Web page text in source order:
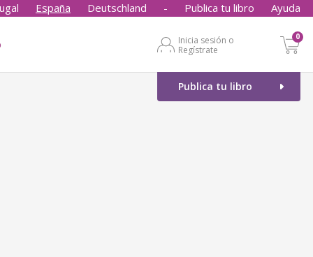
España Deutschland - Publica tu libro Ayuda
Inicia sesión o
Regístrate
0
Publica tu libro